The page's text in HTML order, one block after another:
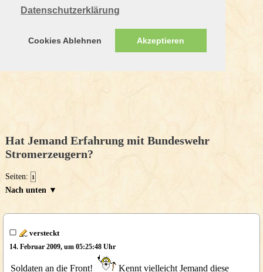
Datenschutzerklärung
Cookies Ablehnen Akzeptieren
Hat Jemand Erfahrung mit Bundeswehr
Stromerzeugern?
Seiten: 1
Nach unten ▼
versteckt
14. Februar 2009, um 05:25:48 Uhr
Soldaten an die Front!
Kennt vielleicht Jemand diese